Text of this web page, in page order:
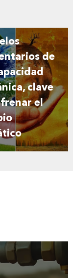
de
clave
el